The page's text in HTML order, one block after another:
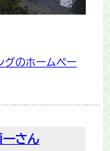
グのホームペー
さん